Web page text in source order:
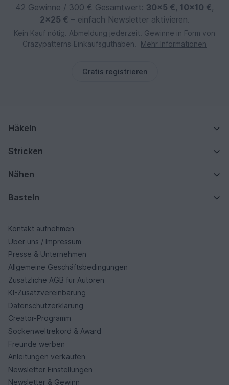
42 Gewinne / 300 € Gesamtwert: 30×5 €, 10×10 €,
2×25 € – einfach Newsletter aktivieren.
Kein Kauf nötig. Abmeldung jederzeit. Gewinne in Form von
Crazypatterns‑Einkaufsguthaben.
Mehr Informationen
Gratis registrieren
Häkeln
Stricken
Nähen
Basteln
Kontakt aufnehmen
Über uns / Impressum
Presse & Unternehmen
Allgemeine Geschäftsbedingungen
Zusätzliche AGB für Autoren
KI-Zusatzvereinbarung
Datenschutzerklärung
Creator-Programm
Sockenweltrekord & Award
Freunde werben
Anleitungen verkaufen
Newsletter Einstellungen
Newsletter & Gewinn